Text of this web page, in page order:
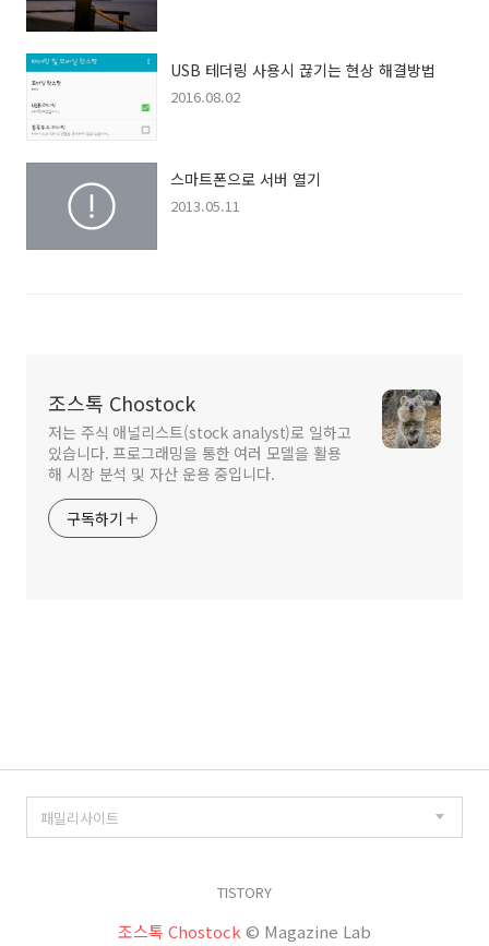
USB 테더링 사용시 끊기는 현상 해결방법
2016.08.02
스마트폰으로 서버 열기
2013.05.11
조스톡 Chostock
저는 주식 애널리스트(stock analyst)로 일하고
있습니다. 프로그래밍을 통한 여러 모델을 활용
해 시장 분석 및 자산 운용 중입니다.
구독하기
TISTORY
조스톡 Chostock© Magazine Lab